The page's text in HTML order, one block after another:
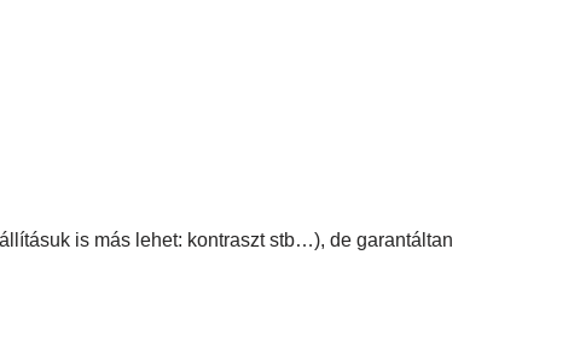
is más lehet: kontraszt stb…), de garantáltan